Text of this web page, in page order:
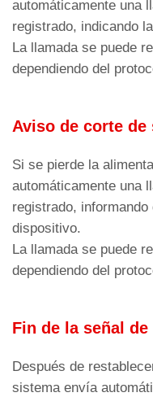
Atención:
de emergencia,
responda como
Buscar e
La llamada debe
de tiempo
espera de
; de lo contrario, el
(véase la sección
primeros números
La llamada se
datos,
protocolo.
Menú de
automáticamente una
registrado, indicando
La llamada se puede
dependiendo del
Aviso de corte
Si se pierde la
automáticamente una
registrado, informando
dispositivo.
La llamada se puede
dependiendo del
Fin de la señal de
Después de
sistema envía